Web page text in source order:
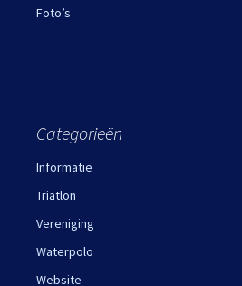
Foto’s
Categorieën
Informatie
Triatlon
Vereniging
Waterpolo
Website